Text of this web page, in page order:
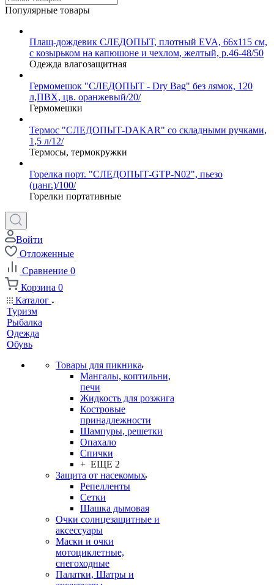
Популярные товары
Плащ-дождевик СЛЕДОПЫТ, плотный EVA, 66х115 см,
с козырьком на капюшоне и чехлом, желтый, р.46-48/50
Одежда влагозащитная
Гермомешок "СЛЕДОПЫТ - Dry Bag" без лямок, 120
л,ПВХ, цв. оранжевый/20/
Гермомешки
Термос "СЛЕДОПЫТ-DAKAR" со складными ручками,
1,5 л/12/
Термосы, термокружки
Горелка порт. "СЛЕДОПЫТ-GTP-N02", пьезо
(цанг.)/100/
Горелки портативные
Войти
Отложенные
Сравнение 0
Корзина 0
Каталог
Туризм
Рыбалка
Одежда
Обувь
Товары для пикника
Мангалы, коптильни,
печи
Жидкость для розжига
Костровые
принадлежности
Шампуры, решетки
Опахало
Спички
+ ЕЩЕ 2
Защита от насекомых
Репелленты
Сетки
Шашка дымовая
Очки солнцезащитные и
аксессуары
Маски и очки
мотоциклетные,
снегоходные
Палатки, Шатры и